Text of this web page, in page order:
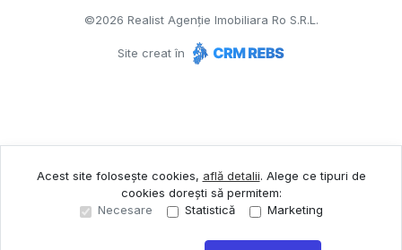
©2026 Realist Agenție Imobiliara Ro S.R.L.
Site creat în
Acest site folosește cookies, află detalii. Alege ce tipuri de
cookies dorești să permitem:
Necesare
Statistică Marketing